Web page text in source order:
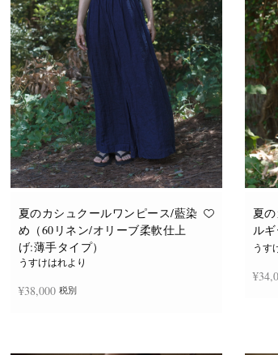
夏のカシュクールワンピース/藍染
め（60リネン/オリーブ柔軟仕上
げ:薄手タイプ）
うすけはれより
¥38,000 税別
夏
ル
うす
¥